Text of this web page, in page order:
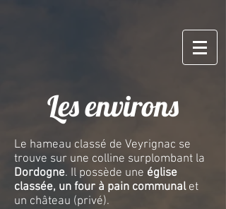
Les environs
Le hameau classé de Veyrignac se
trouve sur une colline surplombant la
Dordogne. Il possède une église
classée, un four à pain communal et
un château (privé).